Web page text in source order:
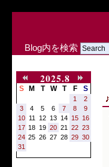
Blog内を検索
2025.8
S M T W T F S
1
2
3
4 5 6 7 8
9
10 11 12 13 14 15 16
17 18 19 20 21 22 23
24 25 26 27 28 29 30
31